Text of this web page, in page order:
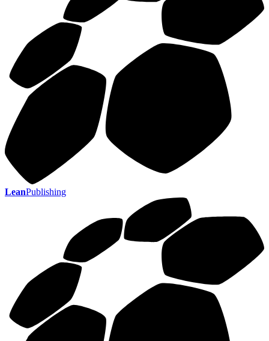
LeanPublishing